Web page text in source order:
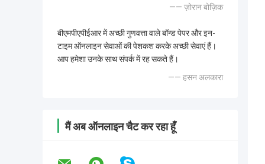
—— ज़ोरान बोज़िक
बीएमपीएपीईआर में अच्छी गुणवत्ता वाले बॉन्ड पेपर और इन-
टाइम ऑनलाइन सेवाओं की पेशकश करके अच्छी सेवाएं हैं।
आप हमेशा उनके साथ संपर्क में रह सकते हैं।
—— हसन अलकारा
मैं अब ऑनलाइन चैट कर रहा हूँ